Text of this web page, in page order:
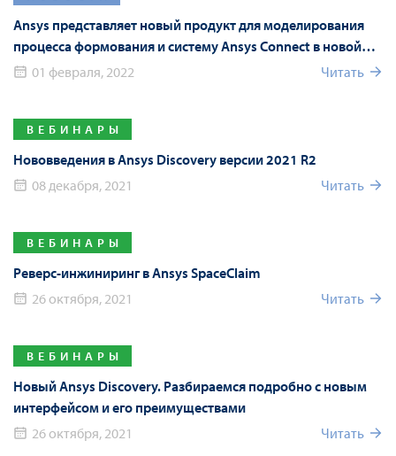
Ansys представляет новый продукт для моделирования
процесса формования и систему Ansys Connect в новой
версии Ansys 2022 R1
01 февраля, 2022 Читать
ВЕБИНАРЫ
Нововведения в Ansys Discovery версии 2021 R2
08 декабря, 2021
Читать
ВЕБИНАРЫ
Реверс-инжиниринг в Ansys SpaceClaim
26 октября, 2021
Читать
ВЕБИНАРЫ
Новый Ansys Discovery. Разбираемся подробно с новым
интерфейсом и его преимуществами
26 октября, 2021
Читать